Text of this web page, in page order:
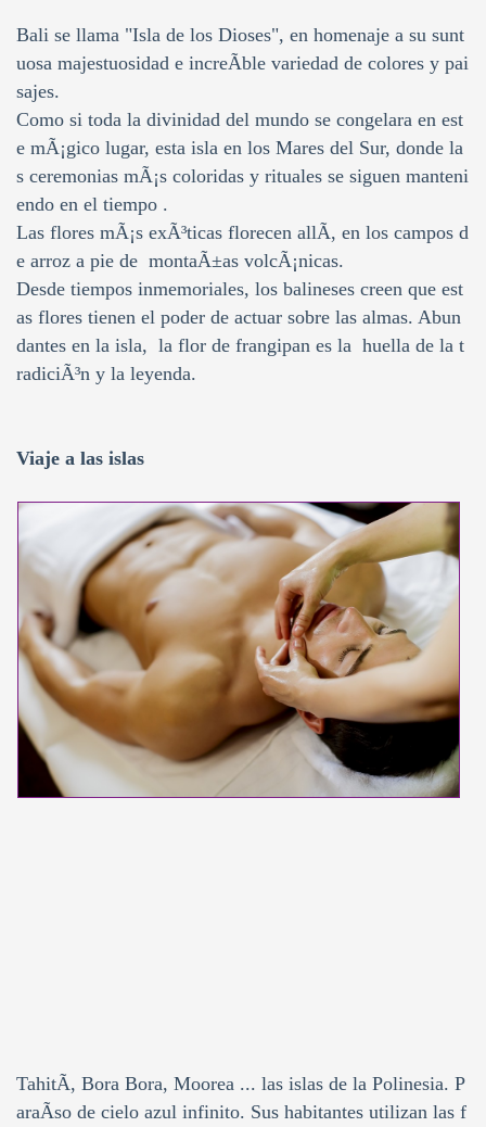
Bali se llama "Isla de los Dioses", en homenaje a su sunt
uosa majestuosidad e increÃ­ble variedad de colores y pai
sajes.
Como si toda la divinidad del mundo se congelara en est
e mÃ¡gico lugar, esta isla en los Mares del Sur, donde la
s ceremonias mÃ¡s coloridas y rituales se siguen manteni
endo en el tiempo .
Las flores mÃ¡s exÃ³ticas florecen allÃ­, en los campos d
e arroz a pie de montaÃ±as volcÃ¡nicas.
Desde tiempos inmemoriales, los balineses creen que est
as flores tienen el poder de actuar sobre las almas. Abun
dantes en la isla, la flor de frangipan es la huella de la t
radiciÃ³n y la leyenda.
Viaje a las islas
TahitÃ­, Bora Bora, Moorea ... las islas de la Polinesia. P
araÃ­so de cielo azul infinito. Sus habitantes utilizan las f